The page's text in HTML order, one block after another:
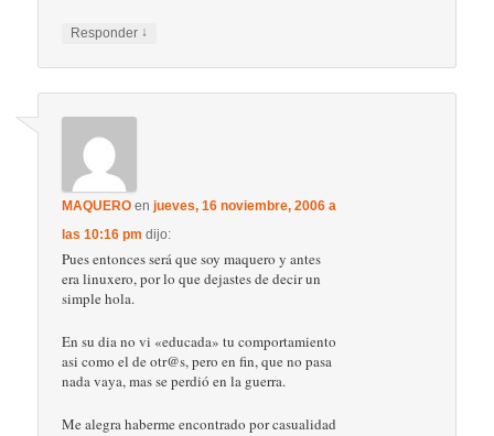
Responder ↓
MAQUERO enjueves, 16 noviembre, 2006 a
las 10:16 pm dijo:
Pues entonces será que soy maquero y antes
era linuxero, por lo que dejastes de decir un
simple hola.
En su dia no vi «educada» tu comportamiento
asi como el de otr@s, pero en fin, que no pasa
nada vaya, mas se perdió en la guerra.
Me alegra haberme encontrado por casualidad